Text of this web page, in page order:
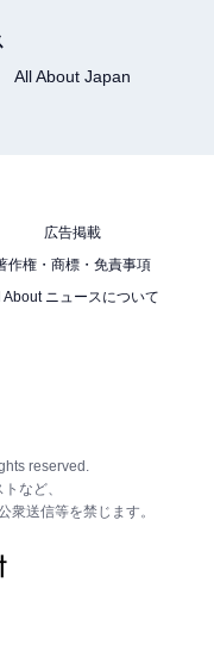
All About Japan
広告掲載
作権・商標・免責事項
About ニュースについて
reserved.
など、
衆送信等を禁じます。